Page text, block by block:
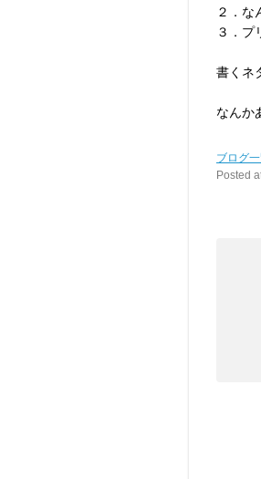
２．な
３．プ
書くネ
なんか
ブログ
Posted